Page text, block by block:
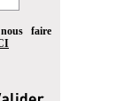
faire